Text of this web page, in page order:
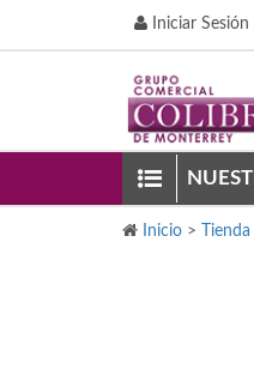
Iniciar
Inicio > Tienda